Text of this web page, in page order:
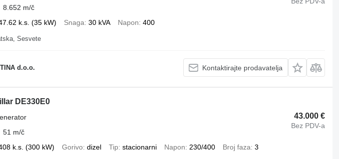
8.652 m/č
k.s. (35 kW) Snaga 30 kVA Napon 400
Sesvete
d.o.o. Kontaktirajte prodavatelja
DE330E0
43.000 €
Bez PDV-a
51 m/č
k.s. (300 kW) Gorivo dizel Tip stacionarni Napon 230/400 Broj faza 3